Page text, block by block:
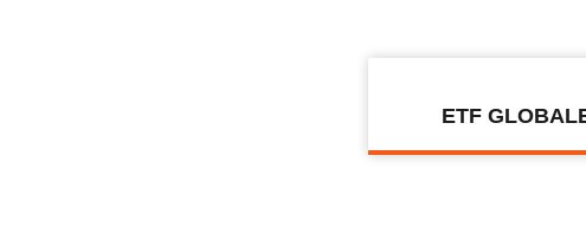
ETF